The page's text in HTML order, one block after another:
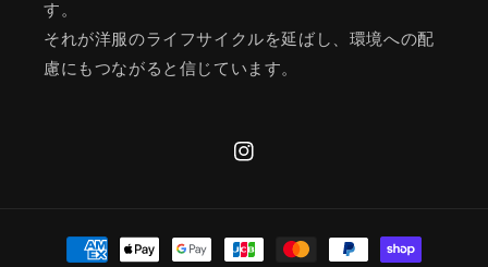
す。
それが洋服のライフサイクルを延ばし、環境への配
慮にもつながると信じています。
Instagram